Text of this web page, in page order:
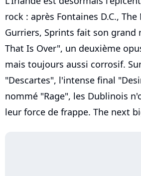
rock : après Fontaines D.C.,
Gurriers, Sprints fait son grand
That Is Over", un deuxième
mais toujours aussi corrosif.
"Descartes", l'intense final
nommé "Rage", les Dublinois
leur force de frappe. The next